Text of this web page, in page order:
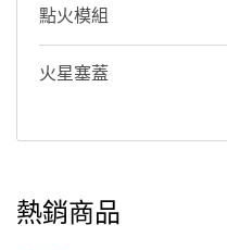
點火模組
火星塞蓋
熱銷商品